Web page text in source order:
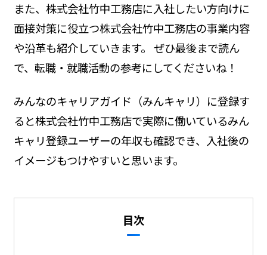
また、株式会社竹中工務店に入社したい方向けに
面接対策に役立つ株式会社竹中工務店の事業内容
や沿革も紹介していきます。 ぜひ最後まで読ん
で、転職・就職活動の参考にしてくださいね！
みんなのキャリアガイド（みんキャリ）に登録す
ると株式会社竹中工務店で実際に働いているみん
キャリ登録ユーザーの年収も確認でき、入社後の
イメージもつけやすいと思います。
目次